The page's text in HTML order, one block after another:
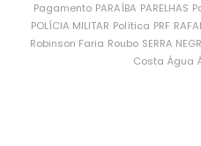
Pagamento PARAÍBA PARELHAS
POLÍCIA MILITAR Política PRF
Robinson Faria Roubo SERRA
Costa Água